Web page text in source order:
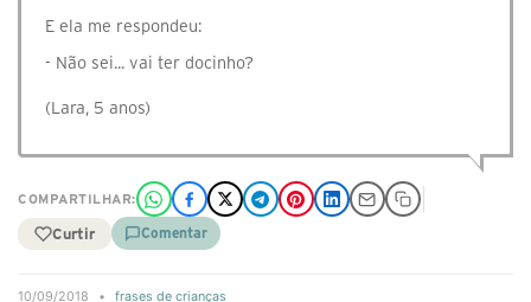
E ela me respondeu:
- Não sei... vai ter docinho?
(Lara, 5 anos)
COMPARTILHAR:
Curtir Comentar
10/09/2018 • frases de crianças